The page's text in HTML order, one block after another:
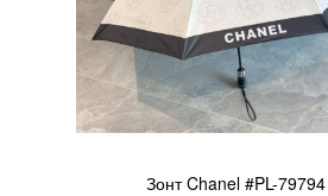
Зонт Chanel #PL-79794